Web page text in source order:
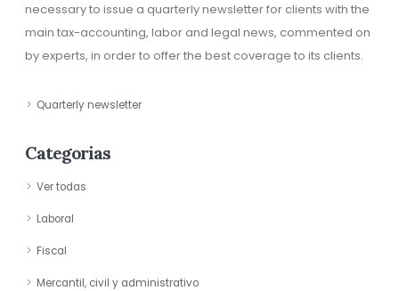
necessary to issue a quarterly newsletter for clients with the
main tax-accounting, labor and legal news, commented on
by experts, in order to offer the best coverage to its clients.
Quarterly newsletter
Categorias
Ver todas
Laboral
Fiscal
Mercantil, civil y administrativo